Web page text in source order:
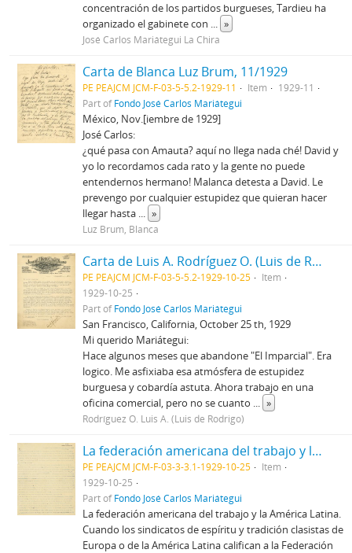
concentración de los partidos burgueses, Tardieu ha
organizado el gabinete con ... »
José Carlos Mariátegui La Chira
Carta de Blanca Luz Brum, 11/1929
PE PEAJCM JCM-F-03-5-5.2-1929-11 Item
1929-11
Part ofFondo José Carlos Mariátegui
México, Nov.[iembre de 1929]
José Carlos:
¿qué pasa con Amauta? aquí no llega nada ché! David y
yo lo recordamos cada rato y la gente no puede
entendernos hermano! Malanca detesta a David. Le
prevengo por cualquier estupidez que quieran hacer
llegar hasta ... »
Luz Brum, Blanca
Carta de Luis A. Rodríguez O. (Luis de Rodrigo), 25/10/1929
PE PEAJCM JCM-F-03-5-5.2-1929-10-25
Item
1929-10-25
Part ofFondo José Carlos Mariátegui
San Francisco, California, October 25 th, 1929
Mi querido Mariátegui:
Hace algunos meses que abandone "El Imparcial". Era
logico. Me asfixiaba esa atmósfera de estupidez
burguesa y cobardía astuta. Ahora trabajo en una
oficina comercial, pero no se cuanto ... »
Rodríguez O. Luis A. (Luis de Rodrigo)
La federación americana del trabajo y la América Latina. La natalidad en la Europa occidental.
PE PEAJCM JCM-F-03-3-3.1-1929-10-25
Item
1929-10-25
Part ofFondo José Carlos Mariátegui
La federación americana del trabajo y la América Latina.
Cuando los sindicatos de espíritu y tradición clasistas de
Europa o de la América Latina califican a la Federación